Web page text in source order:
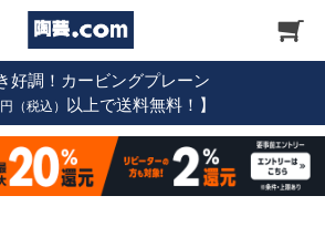
好調！カービングプレーン
円（税込） 以上で送料無料！】